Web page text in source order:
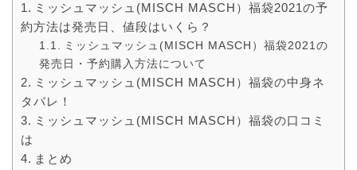
ミッシュマッシュ(MISCH MASCH）福袋2021の予
約方法は発売日、値段はいくら？
ミッシュマッシュ(MISCH MASCH）福袋2021の
発売日・予約購入方法について
ミッシュマッシュ(MISCH MASCH）福袋の中身ネ
タバレ！
ミッシュマッシュ(MISCH MASCH）福袋の口コミ
は
まとめ